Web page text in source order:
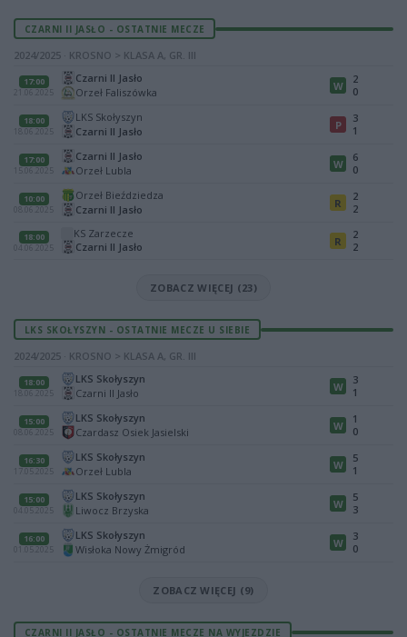
CZARNI II JASŁO - OSTATNIE MECZE
2024/2025 · KROSNO > KLASA A, GR. III
17:00
21.06.2025
Czarni II Jasło
Orzeł Faliszówka
W
2
0
18:00
18.06.2025
LKS Skołyszyn
Czarni II Jasło
P
3
1
17:00
15.06.2025
Czarni II Jasło
Orzeł Lubla
W
6
0
10:00
08.06.2025
Orzeł Bieździedza
Czarni II Jasło
R
2
2
18:00
04.06.2025
KS Zarzecze
Czarni II Jasło
R
2
2
ZOBACZ WIĘCEJ (23)
LKS SKOŁYSZYN - OSTATNIE MECZE U SIEBIE
2024/2025 · KROSNO > KLASA A, GR. III
18:00
18.06.2025
LKS Skołyszyn
Czarni II Jasło
W
3
1
15:00
08.06.2025
LKS Skołyszyn
Czardasz Osiek Jasielski
W
1
0
16:30
17.05.2025
LKS Skołyszyn
Orzeł Lubla
W
5
1
15:00
04.05.2025
LKS Skołyszyn
Liwocz Brzyska
W
5
3
16:00
01.05.2025
LKS Skołyszyn
Wisłoka Nowy Żmigród
W
3
0
ZOBACZ WIĘCEJ (9)
CZARNI II JASŁO - OSTATNIE MECZE NA WYJEZDZIE